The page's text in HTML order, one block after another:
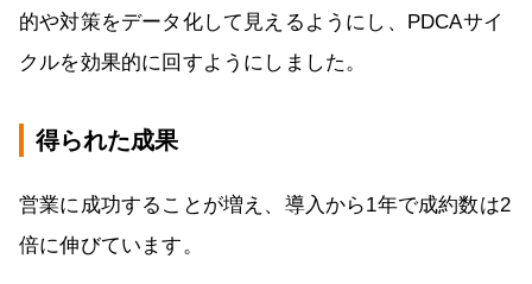
的や対策をデータ化して見えるようにし、PDCAサイ
クルを効果的に回すようにしました。
得られた成果
営業に成功することが増え、導入から1年で成約数は2
倍に伸びています。